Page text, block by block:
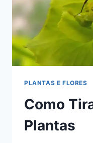
PLANTAS E FLORES
Como
Plantas